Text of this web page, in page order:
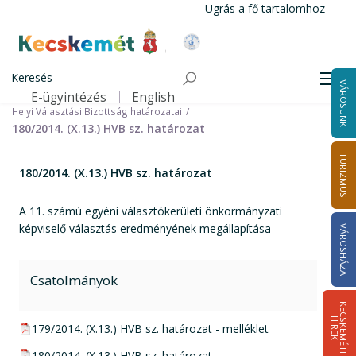
tartalomra
Ugrás a fő tartalomhoz
Kecskemét Város Honlapja
Keresés
Felső navigáció
E-ügyintézés English VÁROSUNK
TURIZMUS
VÁROSHÁZA
K
E
C
S
K
E
M
É
T
I
HÍ
R
E
K
Választási információk
Helyi önkormányzati képviselők és polgármester választás 2014
Helyi Választási Bizottság ülései, határozatai
Helyi Választási Bizottság határozatai
180/2014. (X.13.) HVB sz. határozat
180/2014. (X.13.) HVB sz. határozat
A 11. számú egyéni választókerületi önkormányzati
képviselő választás eredményének megállapítása
Csatolmányok
pdf csatolmány:
179/2014. (X.13.) HVB sz. határozat - melléklet